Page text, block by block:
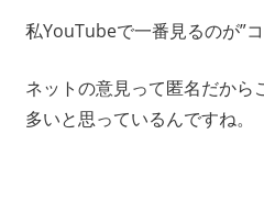
私YouTubeで一番見るのが”コ
ネットの意見って匿名だから
多いと思っているんですね。